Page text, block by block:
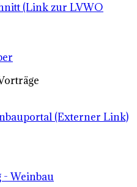
(Link zur LVWO
(Externer Link)
- Weinbau